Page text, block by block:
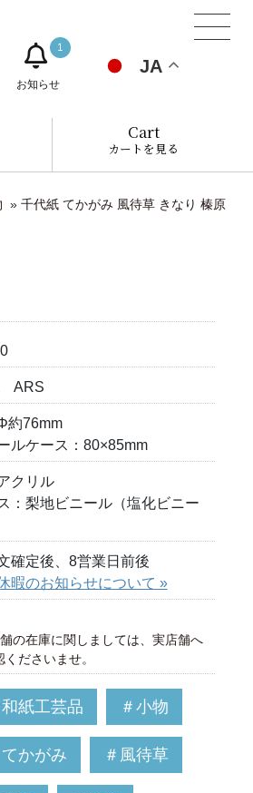
1
お知らせ
JA
Cart
カートを見る
» 千代紙 てかがみ 風待草 きなり 榛原
ARS
約76mm
ルケース：80×85mm
クリル
：梨地ビニール（塩化ビニー
確定後、8営業日前後
暇のお知らせについて »
の在庫に関しましては、実店舗へ
くださいませ。
和紙工芸品 ＃小物
てかがみ ＃風待草